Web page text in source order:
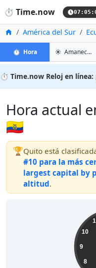
⏱️ Time.now
InicioAmérica del Sur
⏱️ Horaen Quito
☀️ Amanecer y atardecer
⏱️ Time.now Reloj en línea:
Hora actual
🇪🇨
🏆Quito está
#10 para la más
largest capital by
altitud.
8
9
10